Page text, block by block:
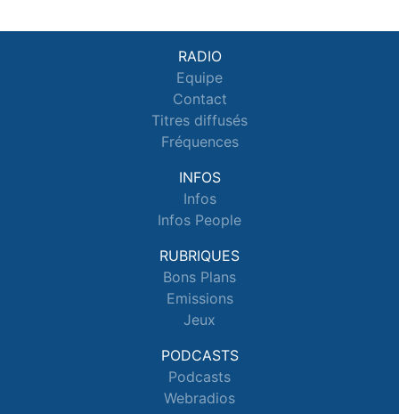
RADIO
Equipe
Contact
Titres diffusés
Fréquences
INFOS
Infos
Infos People
RUBRIQUES
Bons Plans
Emissions
Jeux
PODCASTS
Podcasts
Webradios